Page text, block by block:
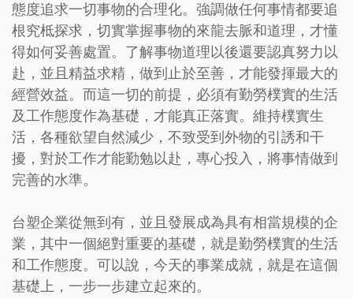
態度追求一切事物的合理化。強調做任何事情都要追
根究柢探求，切實掌握事物的來龍去脈和道理，才懂
得如何妥善處置。了解事物道理以後還要認真努力以
赴，並且精益求精，做到止於至善，才能發揮最大的
經營效益。而這一切的前提，必須有勤勞樸實的生活
及工作態度作為基礎，才能真正落實。維持樸實生
活，各種欲望自然減少，不致受到外物的引誘和干
擾，對於工作才能勤勉以赴，專心投入，將事情做到
完善的水準。
台塑企業從無到有，並且發展成為具有相當規模的企
業，其中一個絕對重要的基礎，就是勤勞樸實的生活
和工作態度。可以說，今天的事業成就，就是在這個
基礎上，一步一步建立起來的。